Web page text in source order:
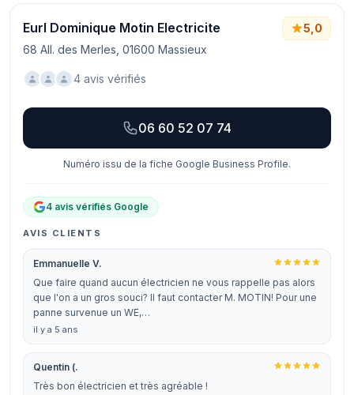
Eurl Dominique Motin Electricite
68 All. des Merles, 01600 Massieux
5,0
4 avis vérifiés
06 60 52 07 74
Numéro issu de la fiche Google Business Profile.
4 avis vérifiés Google
AVIS CLIENTS
Emmanuelle V.
Que faire quand aucun électricien ne vous rappelle pas alors
que l'on a un gros souci? Il faut contacter M. MOTIN! Pour une
panne survenue un WE,…
il y a 5 ans
Quentin (.
Très bon électricien et très agréable !